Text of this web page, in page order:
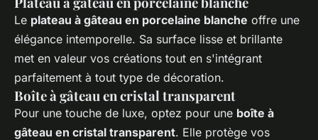
Le plateau à gâteau en porcelaine blanche offre une
élégance intemporelle. Sa surface lisse et brillante
met en valeur vos créations tout en s'intégrant
parfaitement à tout type de décoration.
Boîte à gâteau en cristal transparent
Pour une touche de luxe, optez pour une boîte à
gâteau en cristal transparent. Elle protège vos